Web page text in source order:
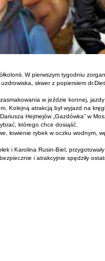
W pierwszym tygodniu
skwer z popiersiem
w jeździe konnej,
Kolejną atrakcją był wyjazd na
Hejmejów „Gazdówka” w
którego chce dosiąść.
łowienie rybek w oczku wodnym,
i Karolina Rusin-Biel,
i atrakcyjnie spędziły